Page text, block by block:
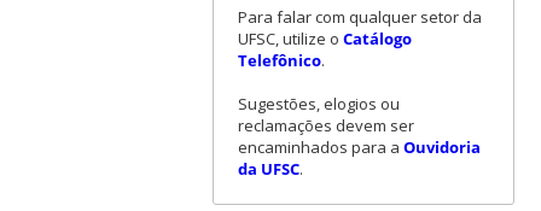
Para falar com qualquer setor da
UFSC, utilize o Catálogo
Telefônico.
Sugestões, elogios ou
reclamações devem ser
encaminhados para a Ouvidoria
da UFSC.